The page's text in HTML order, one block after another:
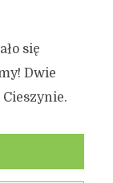
się
Dwie